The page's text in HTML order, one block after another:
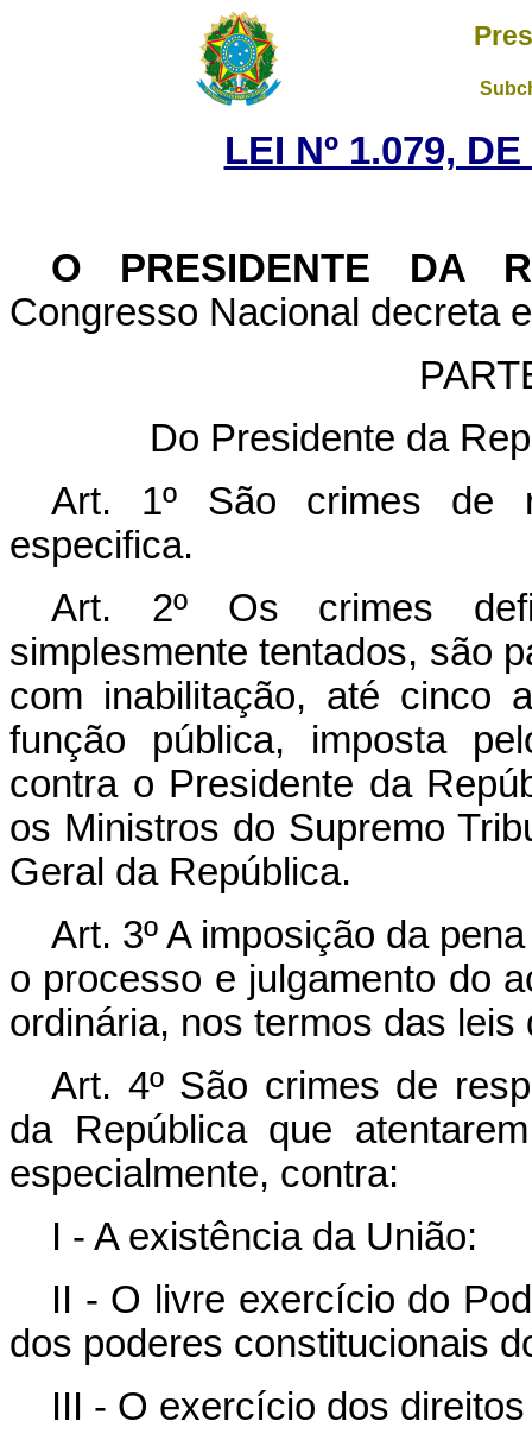
LEI Nº 1.079,
O PRESIDENTE DA
Congresso Nacional decreta
Do Presidente da
Art. 1º São crimes de
especifica.
Art. 2º Os crimes
simplesmente tentados, são
com inabilitação, até cinco
função pública, imposta
contra o Presidente da
os Ministros do Supremo
Geral da República.
Art. 3º A imposição da
o processo e julgamento do
ordinária, nos termos das leis
Art. 4º São crimes de
da República que
especialmente, contra:
I - A existência da União:
II - O livre exercício do
dos poderes constitucionais
III - O exercício dos